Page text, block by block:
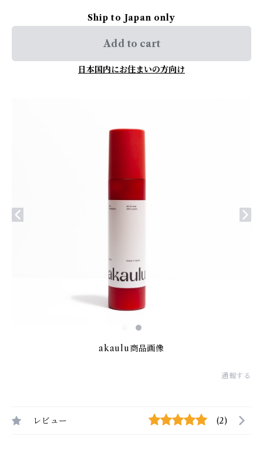
Ship to Japan only
Add to cart
日本国内にお住まいの方向け
akaulu商品画像
通報する
レビュー (2)